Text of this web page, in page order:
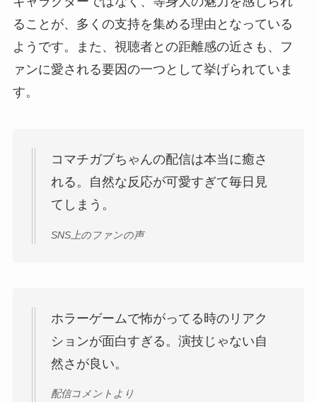
ることが、多くの支持を集める理由となっている
ようです。また、視聴者との距離感の近さも、フ
ァンに愛される要因の一つとして挙げられていま
す。
コマチガブちゃんの配信は本当に癒さ
れる。自然な反応が可愛すぎて毎日見
てしまう。
SNS上のファンの声
ホラーゲームで怖がってる時のリアク
ションが面白すぎる。演技じゃない自
然さが良い。
配信コメントより